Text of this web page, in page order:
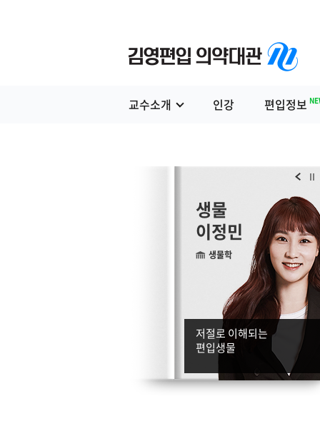
교수소개 인강 편입정보
생물
서동진
생물학
의대는 서동진
약대도 서동진
생물
이정민
생물학
저절로 이해되는
편입생물